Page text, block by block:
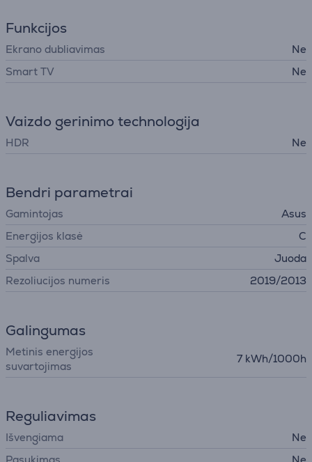
Funkcijos
Ekrano dubliavimas
Ne
Smart TV
Ne
Vaizdo gerinimo technologija
HDR Ne
Bendri parametrai
Gamintojas
Asus
Energijos klasė
C
Spalva
Juoda
Rezoliucijos numeris
2019/2013
Galingumas
Metinis energijos
suvartojimas
7 kWh/1000h
Reguliavimas
Išvengiama
Ne